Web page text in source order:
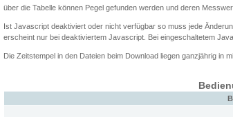
über die Tabelle können Pegel gefunden werden und deren
Ist Javascript deaktiviert oder nicht verfügbar so muss jede
erscheint nur bei deaktiviertem Javascript. Bei eingeschaltetem
Die Zeitstempel in den Dateien beim Download liegen ganzjährig in